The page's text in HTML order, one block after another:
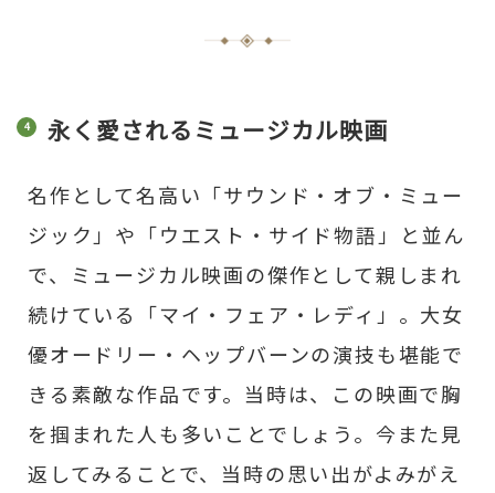
永く愛されるミュージカル映画
名作として名高い「サウンド・オブ・ミュー
ジック」や「ウエスト・サイド物語」と並ん
で、ミュージカル映画の傑作として親しまれ
続けている「マイ・フェア・レディ」。大女
優オードリー・ヘップバーンの演技も堪能で
きる素敵な作品です。当時は、この映画で胸
を掴まれた人も多いことでしょう。今また見
返してみることで、当時の思い出がよみがえ